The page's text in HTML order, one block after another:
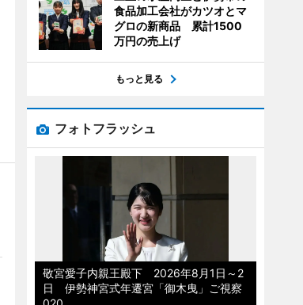
食品加工会社がカツオとマ
グロの新商品 累計1500
万円の売上げ
もっと見る
フォトフラッシュ
敬宮愛子内親王殿下 2026年8月1日～2
日 伊勢神宮式年遷宮「御木曳」ご視察